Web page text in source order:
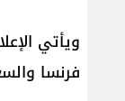
ويأتي
فرنسا​